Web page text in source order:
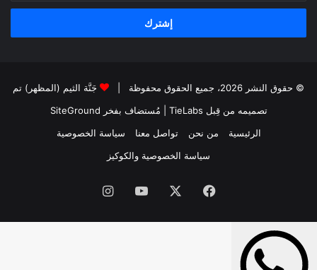
الإلكتروني
© حقوق النشر 2026، جميع الحقوق محفوظة |
جَنَّة الثيم (المظهر) تم
تصميمه من قِبل TieLabs
| مُستضاف بفخر SiteGround
الرئيسية
من نحن تواصل معنا
سياسة الخصوصية
سياسة الخصوصية والكوكيز
فيسبوك ‫YouTubeانستقرام